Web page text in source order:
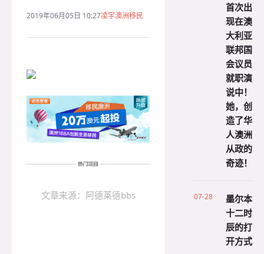
2019年06月05日 10:27凌宇澳洲移民
文章来源：阿德莱德bbs
首次出
现在澳
大利亚
联邦国
会议员
就职演
说中！
她，创
造了华
人澳洲
从政的
奇迹！
07-28
墨尔本
十二时
辰的打
开方式